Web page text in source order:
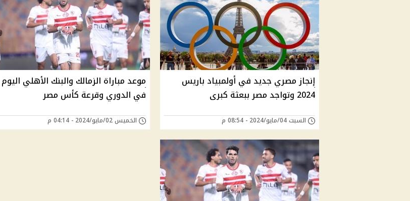
إنجاز مصري جديد في أولمبياد باريس
2024 وتواجد مصر ببعثة كبرى
السبت 04/مايو/2024 - 08:54 م
موعد مباراة الزمالك والبنك الأهلي اليوم
في الدوري وقرعة كأس مصر
الخميس 02/مايو/2024 - 04:14 م